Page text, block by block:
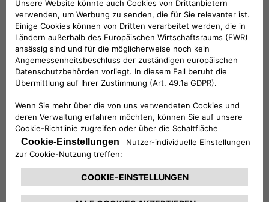
laudae" ab. In den folgenden Jahren besuchte er
mehrere Programme für Führungskräfte
(Columbia University, Harvard, IESE).
Herr Michi ist verheiratet und hat drei Kinder. In
seiner Freizeit fotografiert er gerne und
beschäftigt sich mit audio-visuellen Projekten.